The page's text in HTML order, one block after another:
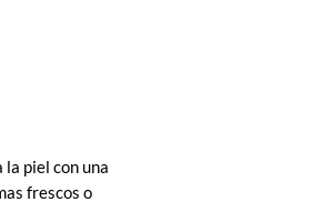
piel con una
frescos o